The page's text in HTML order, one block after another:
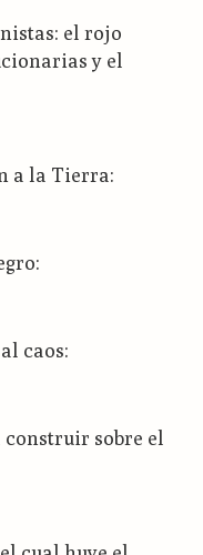
el rojo
y el
a la Tierra:
caos:
sobre el